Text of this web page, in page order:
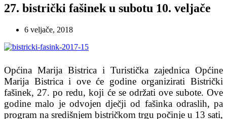
27. bistrički fašinek u subotu 10. veljače
6 veljače, 2018
Općina Marija Bistrica i Turistička zajednica Općine
Marija Bistrica i ove će godine organizirati Bistrički
fašinek, 27. po redu, koji će se održati ove subote. Ove
godine malo je odvojen dječji od fašinka odraslih, pa
program na središnjem bistričkom trgu počinje u 13 sati,